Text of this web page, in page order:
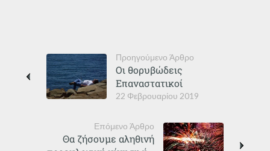
Προηγούμενο Άρθρο
22 Φεβρουαρίου 2019
Οι θορυβώδεις
Επαναστατικοί
Επόμενο Άρθρο
Θα ζήσουμε αληθινή